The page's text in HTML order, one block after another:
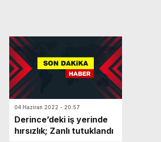
04 Haziran 2022 - 20:57
Derince’deki iş yerinde
hırsızlık; Zanlı tutuklandı